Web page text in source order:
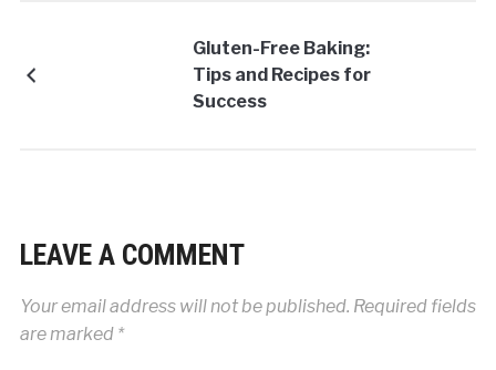
Gluten-Free Baking:
Tips and Recipes for
Success
LEAVE A COMMENT
Your email address will not be published. Required fields
are marked *